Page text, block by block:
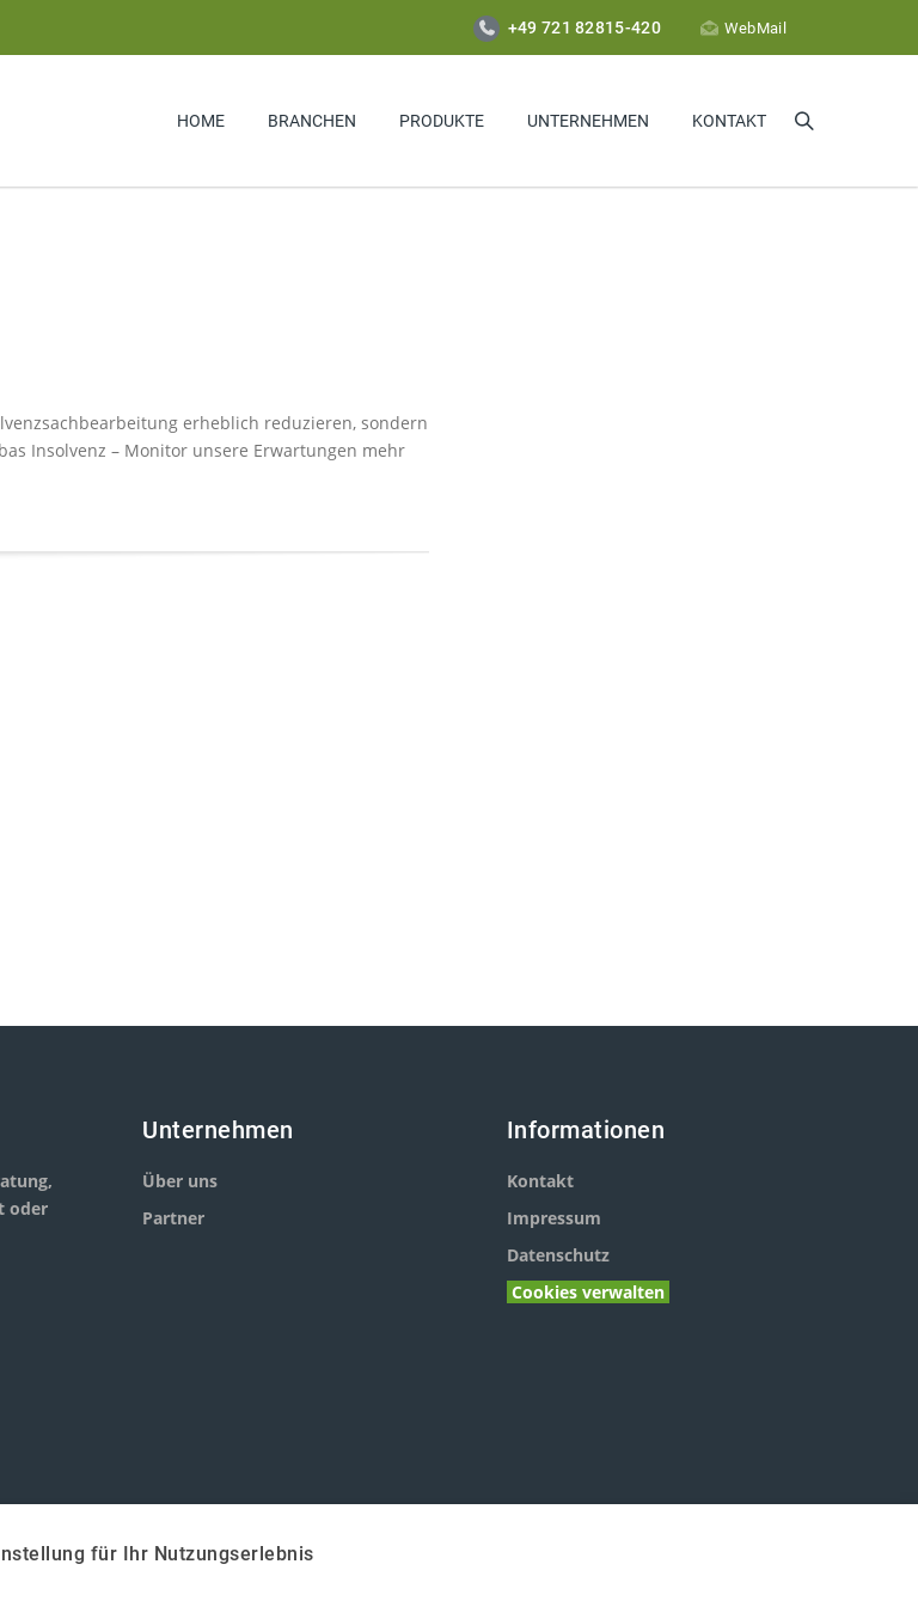
+49 721 82815-420 WebMail
HOME BRANCHEN PRODUKTE UNTERNEHMEN KONTAKT
erheblich reduzieren, sondern
Insolvenz – Monitor unsere Erwartungen mehr
oder
Unternehmen
Über uns
Partner
Informationen
Kontakt
Impressum
Datenschutz
Cookies verwalten
für Ihr Nutzungserlebnis